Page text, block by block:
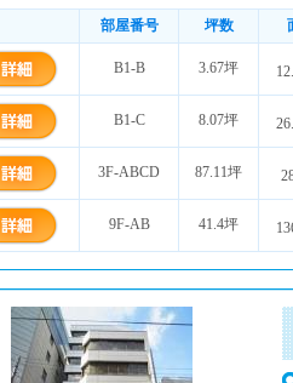
部屋番号 坪数
B1-B 3.67坪
B1-C 8.07坪
3F-ABCD 87.11坪
9F-AB 41.4坪